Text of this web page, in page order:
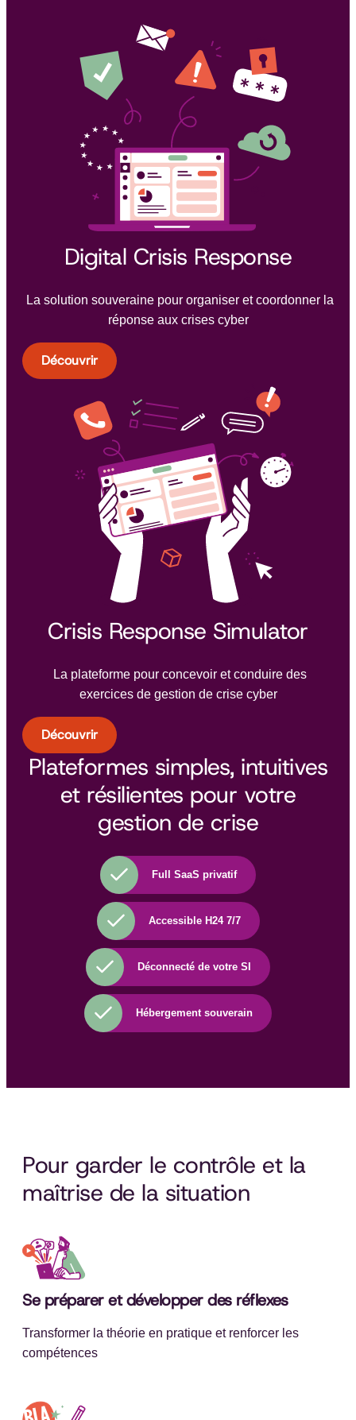
Digital Crisis Response
La solution souveraine pour organiser et coordonner la
réponse aux crises cyber
Découvrir
Crisis Response Simulator
La plateforme pour concevoir et conduire des
exercices de gestion de crise cyber
Découvrir
Plateformes simples, intuitives
et résilientes pour votre
gestion de crise
Full SaaS privatif
Accessible H24 7/7
Déconnecté de votre SI
Hébergement souverain
Pour garder le contrôle et la
maîtrise de la situation
Se préparer et développer des réflexes
Transformer la théorie en pratique et renforcer les
compétences